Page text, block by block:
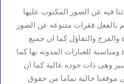
فيه عن الصور المكتوب عليها
بالفعل فقرات متنوعه عن الصور
والفرح والتفاؤل كما ان جميع
للعبارات المدونه بها كما
وهى ذات جوده عالية كما ان
موقعنا خالية تماما من حقوق